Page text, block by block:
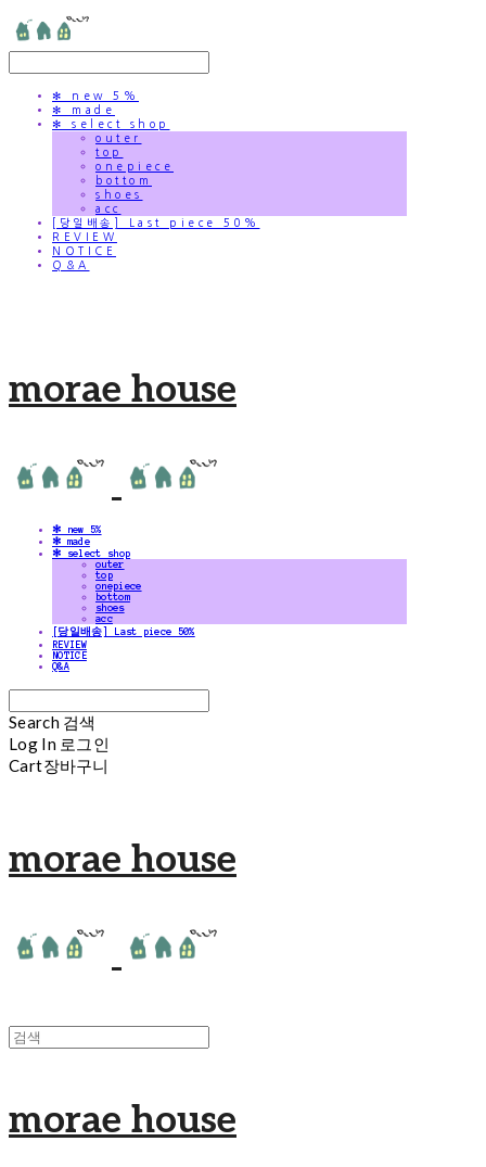
✻ new 5%
✻ made
✻ select shop
outer
top
onepiece
bottom
shoes
acc
[당일배송] Last piece 50%
REVIEW
NOTICE
Q&A
morae house
✻ new 5%
✻ made
✻ select shop
outer
top
onepiece
bottom
shoes
acc
[당일배송] Last piece 50%
REVIEW
NOTICE
Q&A
Search 검색
Log In 로그인
Cart장바구니
morae house
morae house